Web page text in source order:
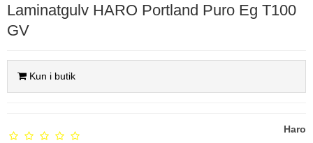
Laminatgulv HARO Portland Puro Eg T100
GV
Kun i butik
Haro